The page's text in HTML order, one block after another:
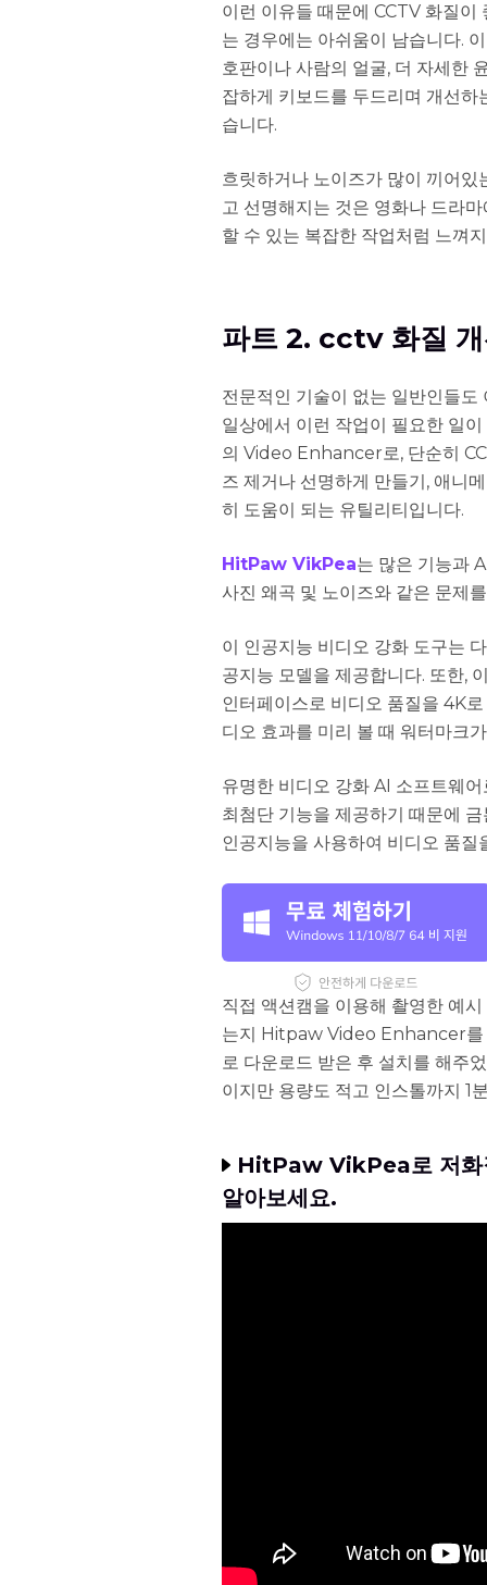
이런 이유들 때문에 CCTV 화질
는 경우에는 아쉬움이 남습니다.
호판이나 사람의 얼굴, 더 자세한
잡하게 키보드를 두드리며 개선
습니다.
흐릿하거나 노이즈가 많이 끼어
고 선명해지는 것은 영화나 드라
할 수 있는 복잡한 작업처럼 느껴
파트 2. cctv 화질
전문적인 기술이 없는 일반인들
일상에서 이런 작업이 필요한 일
의 Video Enhancer로, 단순히
즈 제거나 선명하게 만들기, 애니
히 도움이 되는 유틸리티입니다.
HitPaw VikPea는 많은 기능과
사진 왜곡 및 노이즈와 같은 문제
이 인공지능 비디오 강화 도구는
공지능 모델을 제공합니다. 또한,
인터페이스로 비디오 품질을 4K
디오 효과를 미리 볼 때 워터마크
유명한 비디오 강화 AI 소프트웨
최첨단 기능을 제공하기 때문에
인공지능을 사용하여 비디오 품
직접 액션캠을 이용해 촬영한 예
는지 Hitpaw Video Enhancer를
로 다운로드 받은 후 설치를 해주
이지만 용량도 적고 인스톨까지 1
HitPaw VikPea로 저화
알아보세요.